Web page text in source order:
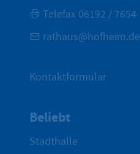
Telefax 06192 / 7654
rathaus@hofheim.de
Kontaktformular
Beliebt
Stadthalle